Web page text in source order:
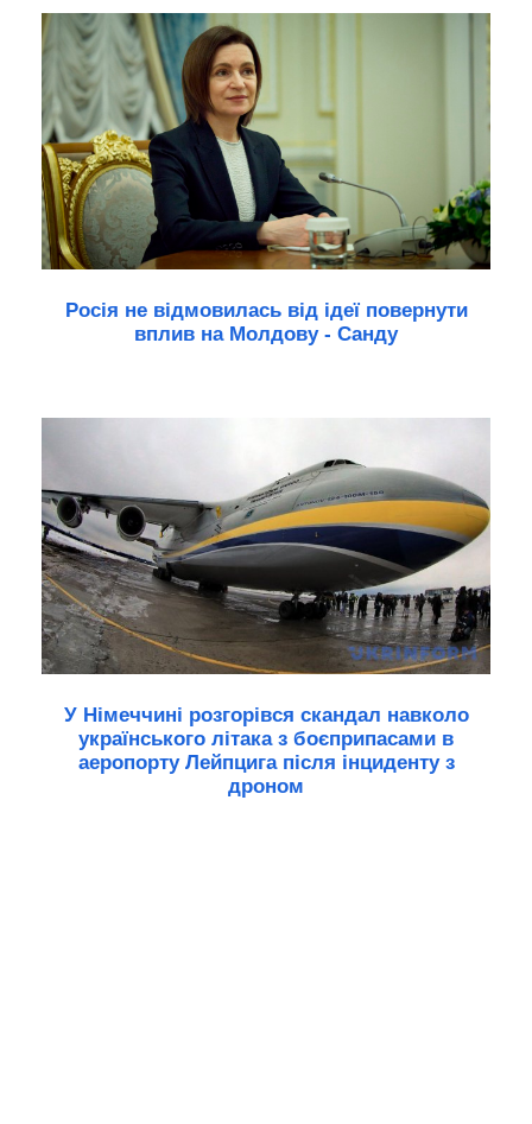
Росія не відмовилась від ідеї повернути
вплив на Молдову - Санду
У Німеччині розгорівся скандал навколо
українського літака з боєприпасами в
аеропорту Лейпцига після інциденту з
дроном